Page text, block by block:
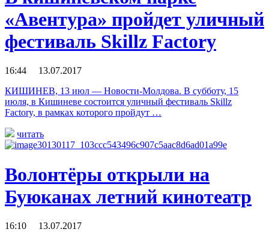
«Авентура» пройдет уличный
фестиваль Skillz Factory
16:44 13.07.2017
КИШИНЕВ, 13 июл — Новости-Молдова. В субботу, 15
июля, в Кишиневе состоится уличный фестиваль Skillz
Factory, в рамках которого пройдут …
читать
Волонтёры открыли на
Буюканах летний кинотеатр
16:10 13.07.2017